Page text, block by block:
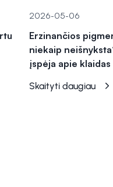
2026-05-06
Erzinančios
niekaip
įspėja apie klaidas
Skaityti daugiau